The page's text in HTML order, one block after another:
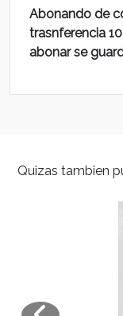
Abonando de
trasnferencia
abonar se
Quizas tambien